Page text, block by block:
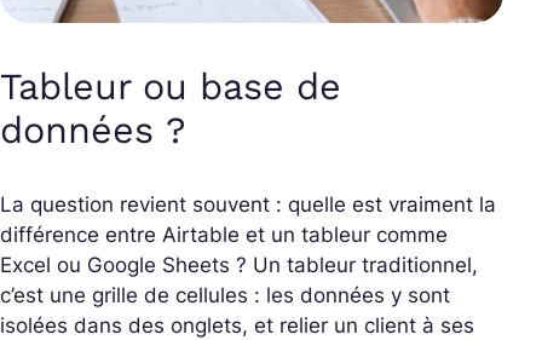
Tableur ou base de
données ?
La question revient souvent : quelle est vraiment la
différence entre Airtable et un tableur comme
Excel ou Google Sheets ? Un tableur traditionnel,
c’est une grille de cellules : les données y sont
isolées dans des onglets, et relier un client à ses